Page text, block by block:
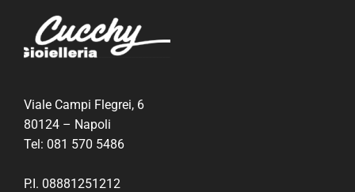
Viale Campi Flegrei, 6
80124 – Napoli
Tel: 081 570 5486
P.I. 08881251212